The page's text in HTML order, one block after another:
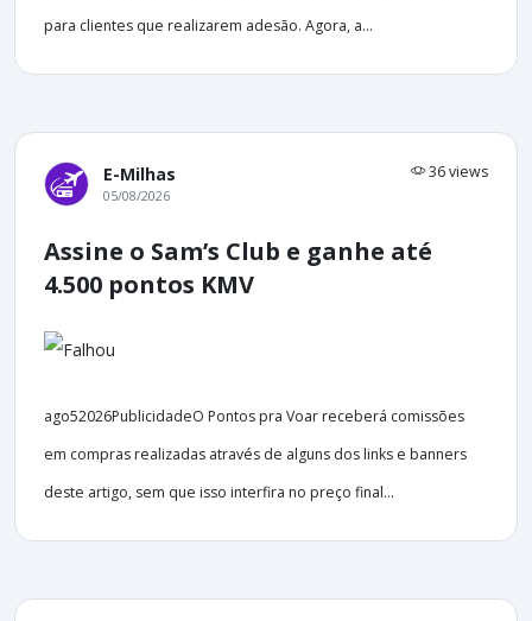
para clientes que realizarem adesão. Agora, a...
E-Milhas 36 views
05/08/2026
Assine o Sam’s Club e ganhe até
4.500 pontos KMV
ago52026PublicidadeO Pontos pra Voar receberá comissões
em compras realizadas através de alguns dos links e banners
deste artigo, sem que isso interfira no preço final...